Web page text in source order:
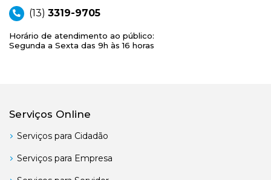
(13) 3319-9705
Horário de atendimento ao público:
Segunda a Sexta das 9h às 16 horas
Serviços Online
Serviços para Cidadão
Serviços para Empresa